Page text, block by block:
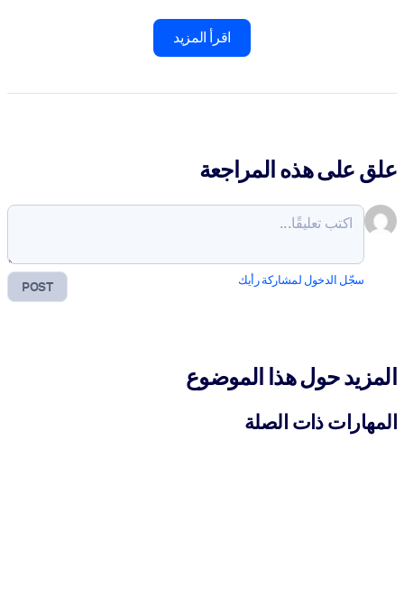
اقرأ المزيد
علق على هذه المراجعة
POST سجّل الدخول لمشاركة رأيك
المزيد حول هذا الموضوع
المهارات ذات الصلة